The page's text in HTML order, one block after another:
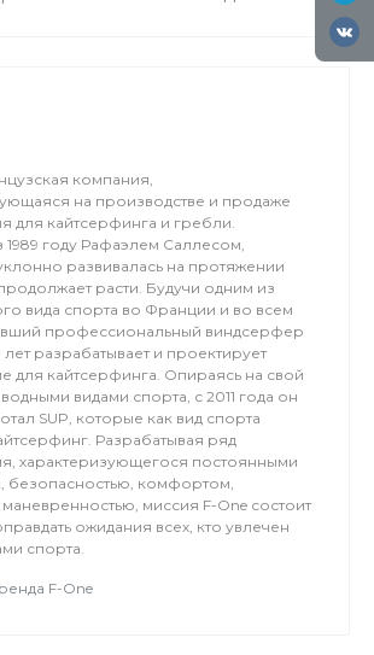
его команды Kiteclass. Кроме того,
попробовать изысканную кухню
проекта Максима Николаевича.
ежегодно с февраля по
году пройдет уже 16-й раз. Это
для любителей кайтинга
научиться, насладиться катанием
для себя красоту тундры
Кольского полуострова.
компания,
на производстве и продаже
для кайтсерфинга и гребли.
1989 году Рафаэлем Саллесом,
развивалась на протяжении
расти. Будучи одним из
вида спорта во Франции и во всем
профессиональный виндсерфер
разрабатывает и проектирует
для кайтсерфинга. Опираясь на свой
видами спорта, с 2011 года он
SUP, которые как вид спорта
Разрабатывая ряд
характеризующегося постоянными
безопасностью, комфортом,
миссия F-One состоит
ожидания всех, кто увлечен
спорта.
F-One